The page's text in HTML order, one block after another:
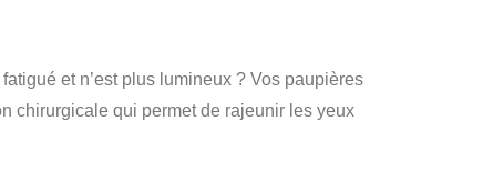
et n’est plus lumineux ? Vos paupières
chirurgicale qui permet de rajeunir les yeux